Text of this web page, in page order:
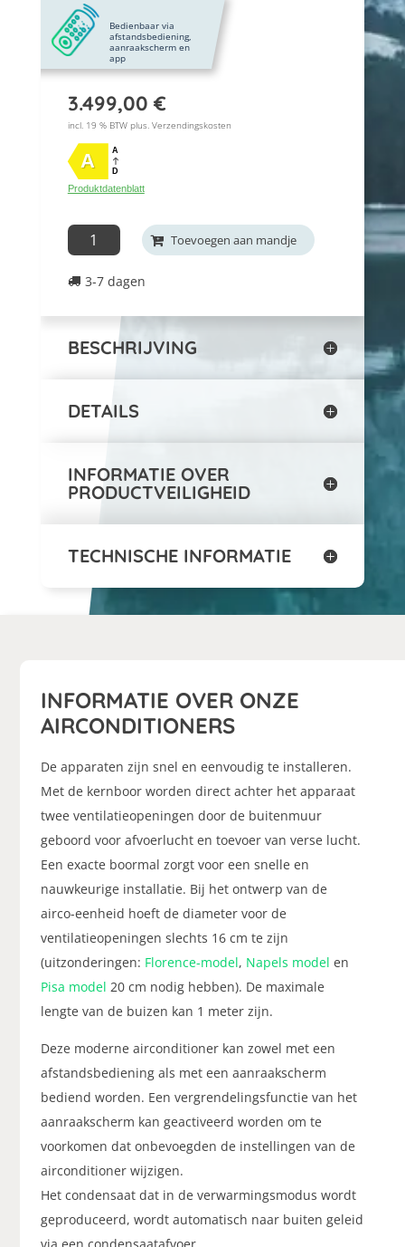
Bedienbaar via
afstandsbediening,
aanraakscherm en
app
3.499,00 €
incl. 19 % BTW plus. Verzendingskosten
A A
D
Produktdatenblatt
Sofort
lieferbar:
Luftwärmepumpe
INHP15ELEC
Toevoegen aan mandje
3-7 dagen
BESCHRIJVING
DETAILS
INFORMATIE OVER
PRODUCTVEILIGHEID
TECHNISCHE INFORMATIE
INFORMATIE OVER ONZE
AIRCONDITIONERS
De apparaten zijn snel en eenvoudig te installeren.
Met de kernboor worden direct achter het apparaat
twee ventilatieopeningen door de buitenmuur
geboord voor afvoerlucht en toevoer van verse lucht.
Een exacte boormal zorgt voor een snelle en
nauwkeurige installatie. Bij het ontwerp van de
airco-eenheid hoeft de diameter voor de
ventilatieopeningen slechts 16 cm te zijn
(uitzonderingen: Florence-model, Napels model en
Pisa model 20 cm nodig hebben). De maximale
lengte van de buizen kan 1 meter zijn.
Deze moderne airconditioner kan zowel met een
afstandsbediening als met een aanraakscherm
bediend worden. Een vergrendelingsfunctie van het
aanraakscherm kan geactiveerd worden om te
voorkomen dat onbevoegden de instellingen van de
airconditioner wijzigen.
Het condensaat dat in de verwarmingsmodus wordt
geproduceerd, wordt automatisch naar buiten geleid